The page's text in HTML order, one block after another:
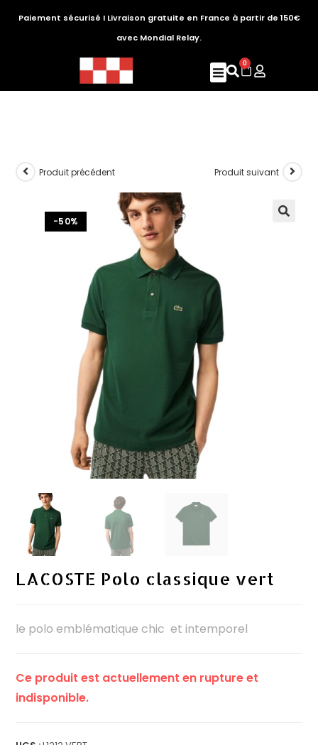
Paiement sécurisé I Livraison gratuite en France à partir de 150€
avec Mondial Relay.
0
-50%
Produit précédent Produit suivant
LACOSTE Polo classique vert
le polo emblématique chic et intemporel
Ce produit est actuellement en rupture et
indisponible.